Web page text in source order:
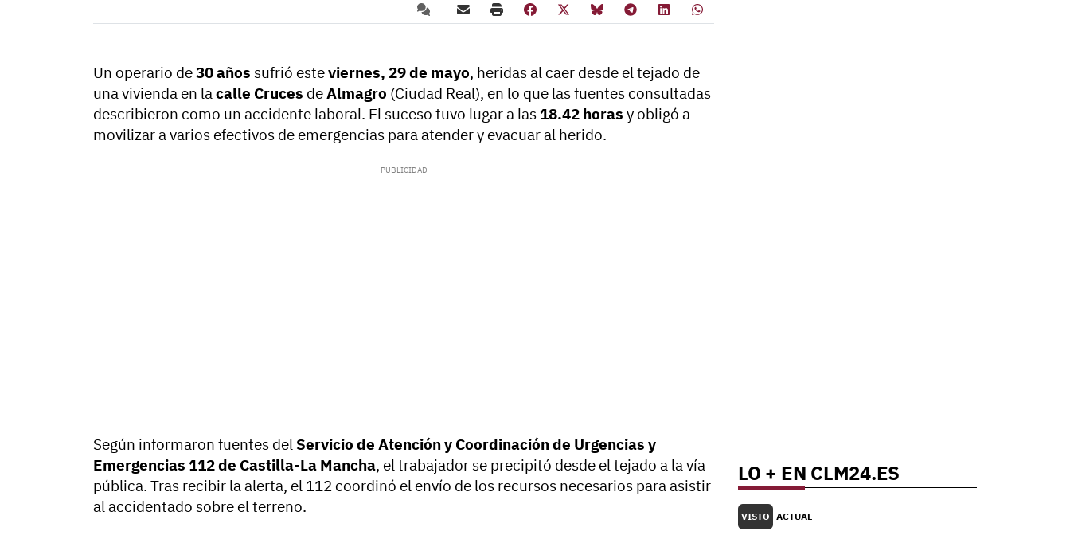
Un operario de30 años sufrió esteviernes, 29 de mayo, heridas al caer desde el tejado de
una vivienda en la calle Cruces deAlmagro (Ciudad Real), en lo que las fuentes consultadas
describieron como un accidente laboral. El suceso tuvo lugar a las 18.42 horas y obligó a
movilizar a varios efectivos de emergencias para atender y evacuar al herido.
Según informaron fuentes del Servicio de Atención y Coordinación de Urgencias y
Emergencias 112 de Castilla-La Mancha, el trabajador se precipitó desde el tejado a la vía
pública. Tras recibir la alerta, el 112 coordinó el envío de los recursos necesarios para asistir
al accidentado sobre el terreno.
LO + EN CLM24.ES
VISTO ACTUAL